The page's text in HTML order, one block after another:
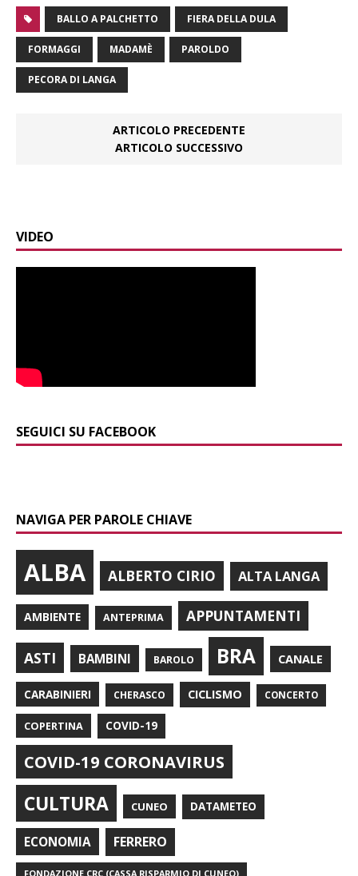
BALLO A PALCHETTO FIERA DELLA DULA
FORMAGGI MADAMÈ PAROLDO
PECORA DI LANGA
ARTICOLO PRECEDENTE
ARTICOLO SUCCESSIVO
VIDEO
SEGUICI SU FACEBOOK
NAVIGA PER PAROLE CHIAVE
ALBA ALBERTO CIRIO ALTA LANGA
AMBIENTE ANTEPRIMA APPUNTAMENTI
ASTI BAMBINI BAROLO BRA CANALE
CARABINIERI CHERASCO CICLISMO CONCERTO
COPERTINA COVID-19
COVID-19 CORONAVIRUS
CULTURA CUNEO DATAMETEO
ECONOMIA FERRERO
FONDAZIONE CRC (CASSA RISPARMIO DI CUNEO)